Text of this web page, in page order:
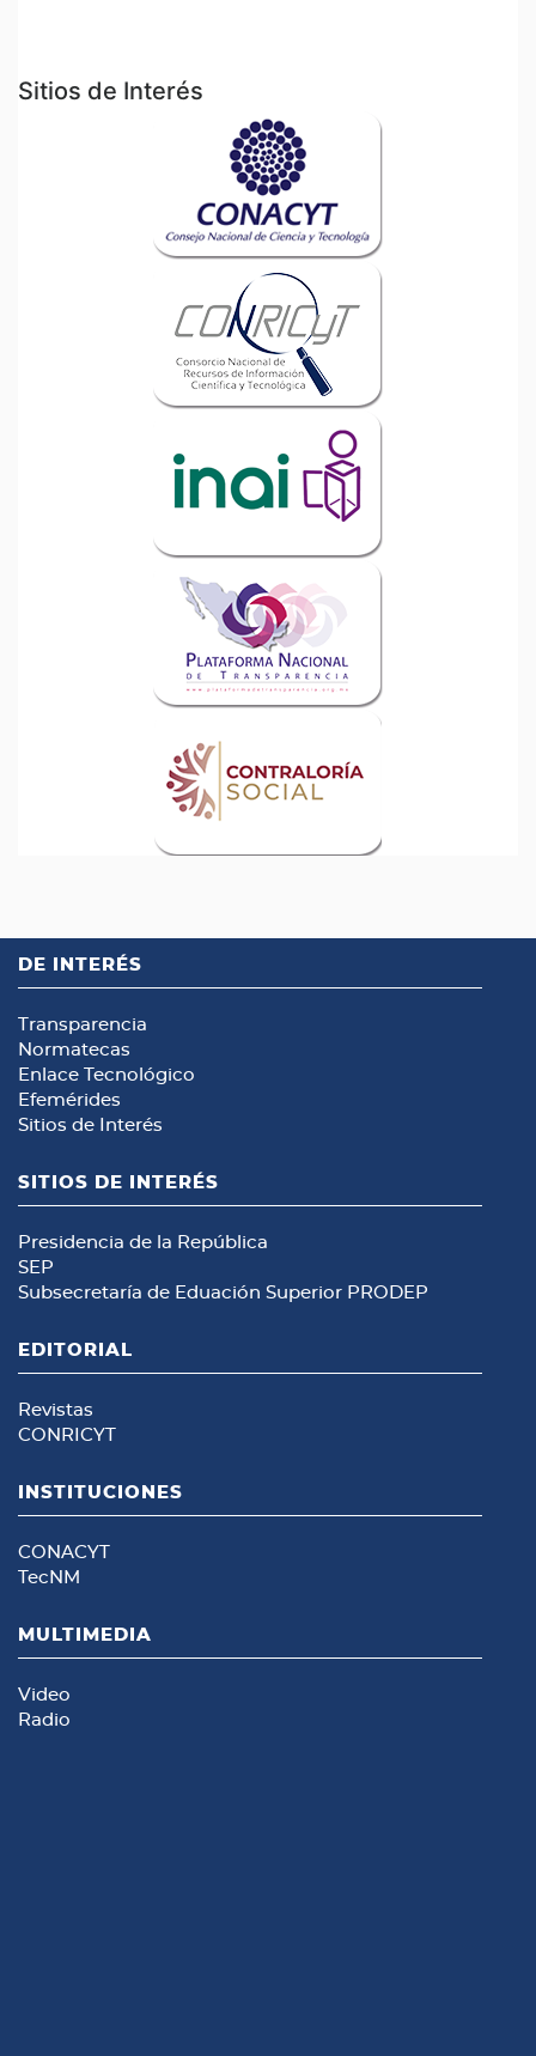
Sitios de Interés
DE INTERÉS
Transparencia
Normatecas
Enlace Tecnológico
Efemérides
Sitios de Interés
SITIOS DE INTERÉS
Presidencia de la República
SEP
Subsecretaría de Eduación Superior PRODEP
EDITORIAL
Revistas
CONRICYT
INSTITUCIONES
CONACYT
TecNM
MULTIMEDIA
Video
Radio